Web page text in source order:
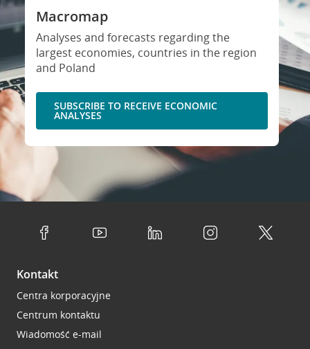
Macromap
Analyses and forecasts regarding the
largest economies, countries in the region
and Poland
SUBSCRIBE TO RECEIVE ECONOMIC
ANALYSES
Kontakt
Centra korporacyjne
Centrum kontaktu
Wiadomość e-mail